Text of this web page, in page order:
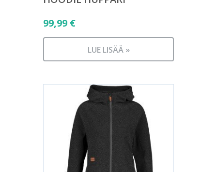
99,99 €
LUE LISÄÄ »